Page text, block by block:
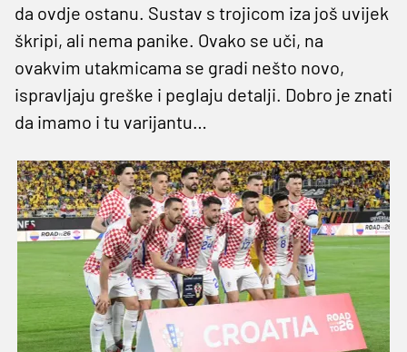
da ovdje ostanu. Sustav s trojicom iza još uvijek
škripi, ali nema panike. Ovako se uči, na
ovakvim utakmicama se gradi nešto novo,
ispravljaju greške i peglaju detalji. Dobro je znati
da imamo i tu varijantu…